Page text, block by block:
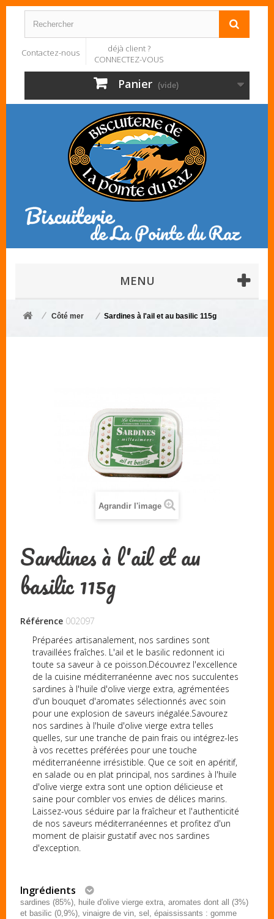
Contactez-nous
déjà client ?
CONNECTEZ-VOUS
Panier (vide)
MENU
Côté mer Sardines à l'ail et au basilic 115g
Agrandir l'image
Sardines à l'ail et au
basilic 115g
Référence 002097
Préparées artisanalement, nos sardines sont
travaillées fraîches. L'ail et le basilic redonnent ici
toute sa saveur à ce poisson.Découvrez l'excellence
de la cuisine méditerranéenne avec nos succulentes
sardines à l'huile d'olive vierge extra, agrémentées
d'un bouquet d'aromates sélectionnés avec soin
pour une explosion de saveurs inégalée.Savourez
nos sardines à l'huile d'olive vierge extra telles
quelles, sur une tranche de pain frais ou intégrez-les
à vos recettes préférées pour une touche
méditerranéenne irrésistible. Que ce soit en apéritif,
en salade ou en plat principal, nos sardines à l'huile
d'olive vierge extra sont une option délicieuse et
saine pour combler vos envies de délices marins.
Laissez-vous séduire par la fraîcheur et l'authenticité
de nos saveurs méditerranéennes et profitez d'un
moment de plaisir gustatif avec nos sardines
d'exception.
Ingrédients
sardines (85%), huile d'olive vierge extra, aromates dont all (3%)
et basilic (0,9%), vinaigre de vin, sel, épaississants : gomme